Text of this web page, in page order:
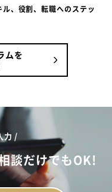
、役割、転職へのステッ
ムを
力 /
談だけでもOK!